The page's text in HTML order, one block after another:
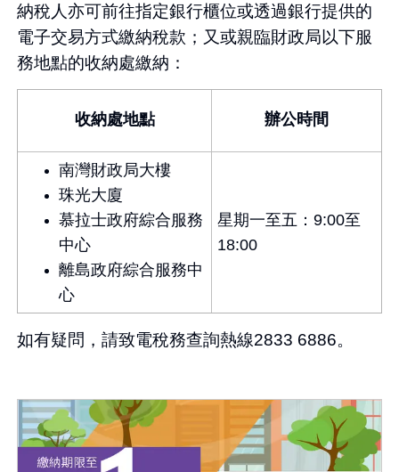
納稅人亦可前往指定銀行櫃位或透過銀行提供的
電子交易方式繳納稅款；又或親臨財政局以下服
務地點的收納處繳納：
收納處地點 辦公時間
南灣財政局大樓
珠光大廈
慕拉士政府綜合服務
中心
離島政府綜合服務中
心
星期一至五：9:00至
18:00
如有疑問，請致電稅務查詢熱線2833 6886。